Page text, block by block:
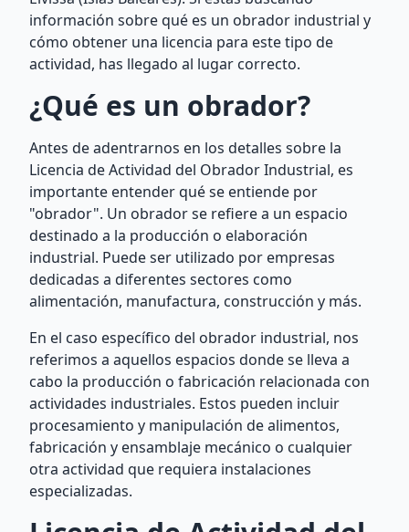
información sobre qué es un obrador industrial y
cómo obtener una licencia para este tipo de
actividad, has llegado al lugar correcto.
¿Qué es un obrador?
Antes de adentrarnos en los detalles sobre la
Licencia de Actividad del Obrador Industrial, es
importante entender qué se entiende por
"obrador". Un obrador se refiere a un espacio
destinado a la producción o elaboración
industrial. Puede ser utilizado por empresas
dedicadas a diferentes sectores como
alimentación, manufactura, construcción y más.
En el caso específico del obrador industrial, nos
referimos a aquellos espacios donde se lleva a
cabo la producción o fabricación relacionada con
actividades industriales. Estos pueden incluir
procesamiento y manipulación de alimentos,
fabricación y ensamblaje mecánico o cualquier
otra actividad que requiera instalaciones
especializadas.